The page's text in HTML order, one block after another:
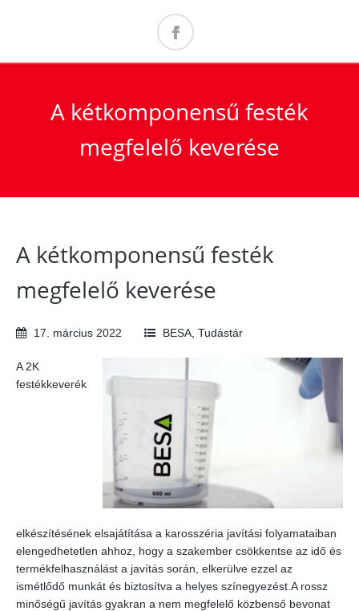
A kétkomponensű festék
megfelelő keverése
A kétkomponensű festék
megfelelő keverése
17 március 2022 BESA Tudástár
A 2K
festékkeverék
elkészítésének elsajátítása a karosszéria javítási folyamataiban
elengedhetetlen ahhoz, hogy a szakember csökkentse az idő és
termékfelhasználást a javítás során, elkerülve ezzel az
ismétlődő munkát és biztosítva a helyes színegyezést.A rossz
minőségű javítás gyakran a nem megfelelő közbenső bevonat